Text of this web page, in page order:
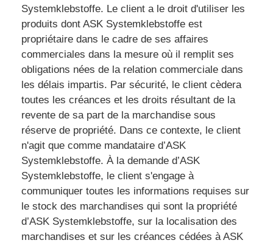
Systemklebstoffe. Le client a le droit d'utiliser les
produits dont ASK Systemklebstoffe est
propriétaire dans le cadre de ses affaires
commerciales dans la mesure où il remplit ses
obligations nées de la relation commerciale dans
les délais impartis. Par sécurité, le client cèdera
toutes les créances et les droits résultant de la
revente de sa part de la marchandise sous
réserve de propriété. Dans ce contexte, le client
n'agit que comme mandataire d’ASK
Systemklebstoffe. À la demande d’ASK
Systemklebstoffe, le client s'engage à
communiquer toutes les informations requises sur
le stock des marchandises qui sont la propriété
d’ASK Systemklebstoffe, sur la localisation des
marchandises et sur les créances cédées à ASK